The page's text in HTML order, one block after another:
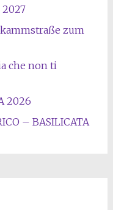
2027
zum
che non ti
2026
– BASILICATA